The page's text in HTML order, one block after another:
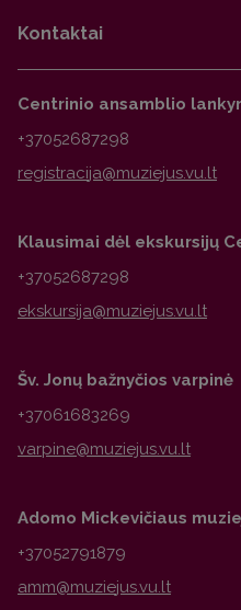
Kontaktai
Centrinio ansamblio
+37052687298
Klausimai dėl ekskursijų
+37052687298
Šv. Jonų bažnyčios varpinė
+37061683269
Adomo Mickevičiaus
+37052791879